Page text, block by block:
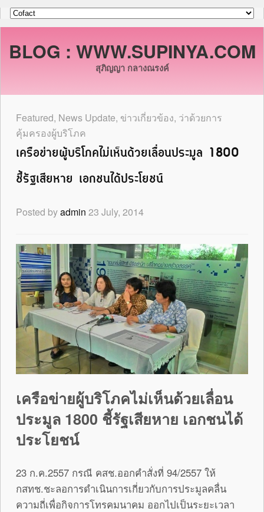
BLOG : WWW.SUPINYA.COM
สุภิญญา กลางณรงค์
Featured, News Update, ข่าวเกี่ยวข้อง, ว่าด้วยการ
คุ้มครองผู้บริโภค
เครือข่ายผู้บริโภคไม่เห็นด้วยเลื่อนประมูล 1800
ชี้รัฐเสียหาย เอกชนได้ประโยชน์
Posted byadmin 23 July, 2014
เครือข่ายผู้บริโภคไม่เห็นด้วยเลื่อน
ประมูล 1800 ชี้รัฐเสียหาย เอกชนได้
ประโยชน์
23 ก.ค.2557 กรณี คสช.ออกคำสั่งที่ 94/2557 ให้
กสทช.ชะลอการดำเนินการเกี่ยวกับการประมูลคลื่น
ความถี่เพื่อกิจการโทรคมนาคม ออกไปเป็นระยะเวลา